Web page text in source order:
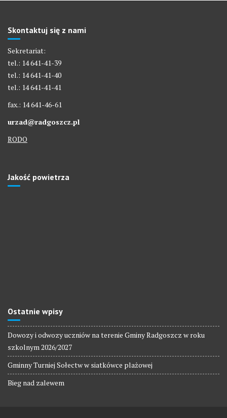
Skontaktuj się z nami
Sekretariat:
tel.: 14 641-41-39
tel.: 14 641-41-40
tel.: 14 641-41-41
fax.: 14 641-46-61
urzad@radgoszcz.pl
RODO
Jakość powietrza
Ostatnie wpisy
Dowozy i odwozy uczniów na terenie Gminy Radgoszcz w roku
szkolnym 2026/2027
Gminny Turniej Sołectw w siatkówce plażowej
Bieg nad zalewem